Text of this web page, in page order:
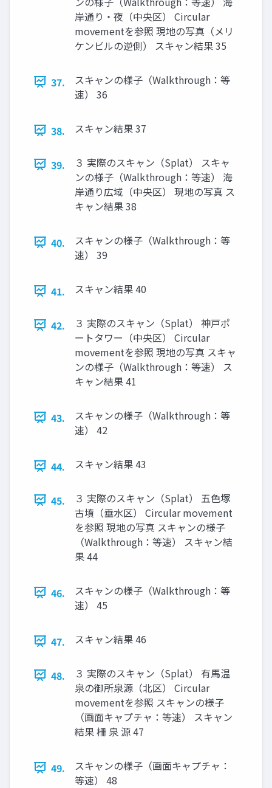
岸通り・夜（中央区） Circular
movementを参照 現地の写真（メリ
ケンビルの逆側） スキャン結果 35
37.
スキャンの様子（Walkthrough：等
速） 36
38. スキャン結果 37
39.
３ 実際のスキャン（Splat） スキャ
ンの様子（Walkthrough：等速） 海
岸通り広域（中央区） 現地の写真 ス
キャン結果 38
40.
スキャンの様子（Walkthrough：等
速） 39
41. スキャン結果 40
42.
３ 実際のスキャン（Splat） 神戸ポ
ートタワー（中央区） Circular
movementを参照 現地の写真 スキャ
ンの様子（Walkthrough：等速） ス
キャン結果 41
43.
スキャンの様子（Walkthrough：等
速） 42
44. スキャン結果 43
45.
３ 実際のスキャン（Splat） 五色塚
古墳（垂水区） Circular movement
を参照 現地の写真 スキャンの様子
（Walkthrough：等速） スキャン結
果 44
46.
スキャンの様子（Walkthrough：等
速） 45
47. スキャン結果 46
48.
３ 実際のスキャン（Splat） 有馬温
泉の御所泉源（北区） Circular
movementを参照 スキャンの様子
（画面キャプチャ：等速） スキャン
結果 柵 泉 源 47
49.
スキャンの様子（画面キャプチャ：
等速） 48